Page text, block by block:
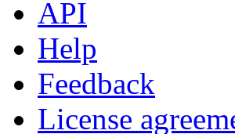
API
Help
Feedback
License